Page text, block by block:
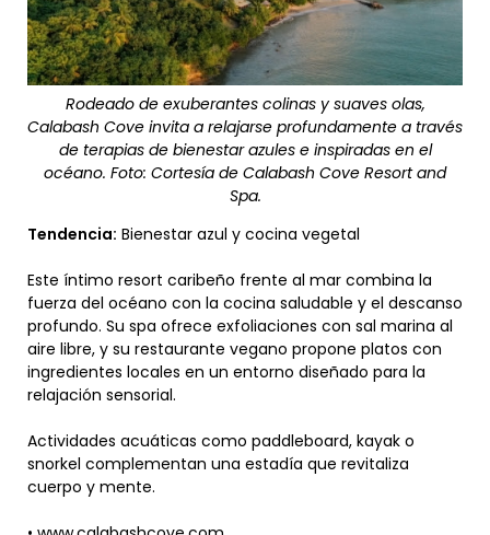
Rodeado de exuberantes colinas y suaves olas,
Calabash Cove invita a relajarse profundamente a través
de terapias de bienestar azules e inspiradas en el
océano. Foto: Cortesía de Calabash Cove Resort and
Spa.
Tendencia: Bienestar azul y cocina vegetal
Este íntimo resort caribeño frente al mar combina la
fuerza del océano con la cocina saludable y el descanso
profundo. Su spa ofrece exfoliaciones con sal marina al
aire libre, y su restaurante vegano propone platos con
ingredientes locales en un entorno diseñado para la
relajación sensorial.
Actividades acuáticas como paddleboard, kayak o
snorkel complementan una estadía que revitaliza
cuerpo y mente.